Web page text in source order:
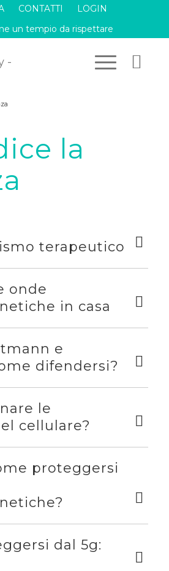
CONTATTI
LOGIN
un tempio da rispettare
la
terapeutico
onde
in casa
e
difendersi?
le
cellulare?
proteggersi
dal 5g: